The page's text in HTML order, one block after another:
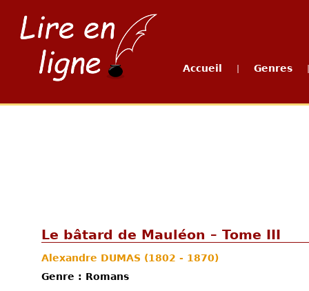
Accueil Genres
Le bâtard de Mauléon – Tome III
Alexandre DUMAS (1802 - 1870)
Genre : Romans